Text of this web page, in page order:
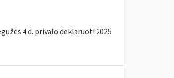
4 d. privalo deklaruoti 2025